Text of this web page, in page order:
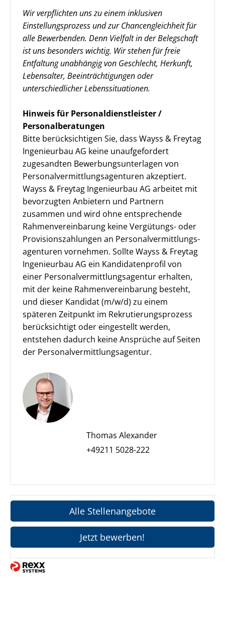
Wir verpflichten uns zu einem inklusiven
Einstellungsprozess und zur Chancengleichheit für
alle Bewerbenden. Denn Vielfalt in der Belegschaft
ist uns besonders wichtig. Wir stehen für freie
Entfaltung unabhängig von Geschlecht, Herkunft,
Lebensalter, Beeinträchtigungen oder
unterschiedlicher Lebenssituationen.
Hinweis für Personaldienstleister /
Personalberatungen
Bitte berücksichtigen Sie, dass Wayss & Freytag
Ingenieurbau AG keine unaufgefordert
zugesandten Bewerbungsunterlagen von
Personalvermittlungsagenturen akzeptiert.
Wayss & Freytag Ingenieurbau AG arbeitet mit
bevorzugten Anbietern und Partnern
zusammen und wird ohne entsprechende
Rahmenvereinbarung keine Vergütungs- oder
Provisionszahlungen an Personal­vermittlungs­
agenturen vornehmen. Sollte Wayss & Freytag
Ingenieurbau AG ein Kandidatenprofil von
einer Personalvermittlungsagentur erhalten,
mit der keine Rahmenvereinbarung besteht,
und dieser Kandidat (m/w/d) zu einem
späteren Zeitpunkt im Rekrutierungs­prozess
berücksichtigt oder eingestellt werden,
entstehen dadurch keine Ansprüche auf Seiten
der Personalvermittlungsagentur.
Thomas Alexander
+49211 5028-222
Alle Stellenangebote
Jetzt bewerben!